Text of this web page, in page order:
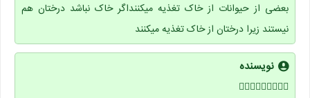
بعضی از حیوانات از خاک تغذیه میکننداگر خاک نباشد درختان هم
نیستند زیرا درختان از خاک تغذیه میکنند
نویسنده
🤷🏻‍♀️🤷🏻‍♀️🤷🏻‍♀️